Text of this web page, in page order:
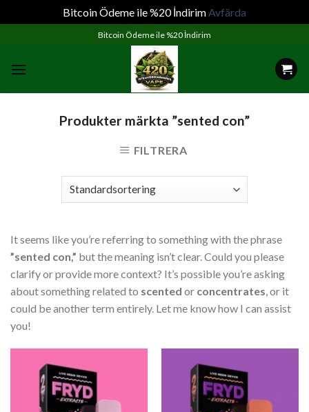
Bitcoin Ödeme ile %20 İndirimAvfärda
content
Bitcoin Ödeme ile %20 İndirim
Produkter märkta ”sented con”
FILTRERA
It seems like you’re referring to something with the phrase
”sented con,” but the meaning isn’t clear. Could you please
clarify or provide more context? It’s possible you’re asking
about something related to scented or concentrates, or it
could be another term entirely. Let me know how I can assist
you!